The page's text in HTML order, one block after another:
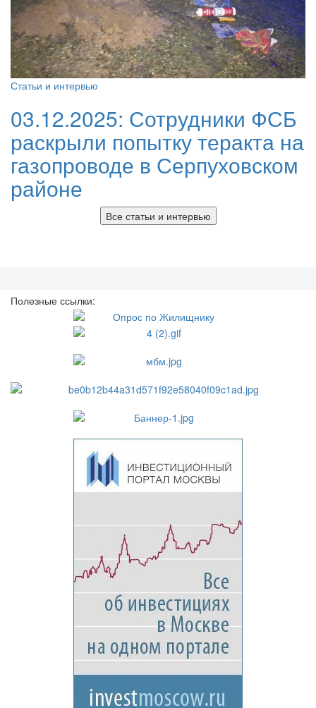
Статьи и интервью
03.12.2025: Сотрудники ФСБ
раскрыли попытку теракта на
газопроводе в Серпуховском
районе
Все статьи и интервью
Полезные ссылки: